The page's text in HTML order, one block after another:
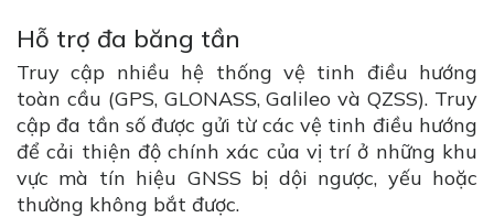
Hỗ trợ đa băng tần
Truy cập nhiều hệ thống vệ tinh điều hướng
toàn cầu (GPS, GLONASS, Galileo và QZSS). Truy
cập đa tần số được gửi từ các vệ tinh điều hướng
để cải thiện độ chính xác của vị trí ở những khu
vực mà tín hiệu GNSS bị dội ngược, yếu hoặc
thường không bắt được.